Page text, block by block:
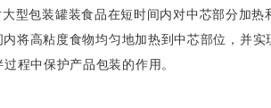
装罐装食品在短时间内对中芯部分加热
将高粘度食物均匀地加热到中芯部位，并实
程中保护产品包装的作用。